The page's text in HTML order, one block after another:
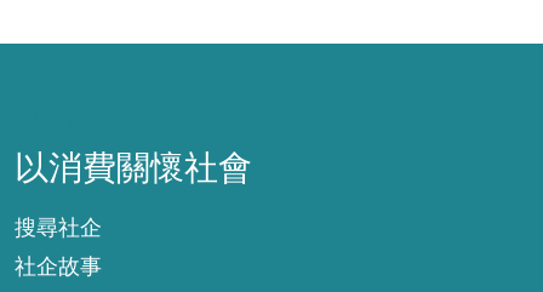
以消費關懷社會
搜尋社企
社企故事